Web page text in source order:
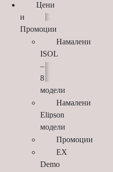
Цени
и
Промоции
Намалени
ISOL
–
8
модели
Намалени
Elipson
модели
Промоции
EX
Demo